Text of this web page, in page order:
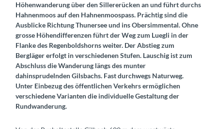
Höhenwanderung über den Sillererücken an und führt durchs
Hahnenmoos auf den Hahnenmoospass. Prächtig sind die
Ausblicke Richtung Thunersee und ins Obersimmental. Ohne
grosse Höhendifferenzen führt der Weg zum Luegli in der
Flanke des Regenboldshorns weiter. Der Abstieg zum
Bergläger erfolgt in verschiedenen Stufen. Lauschig ist zum
Abschluss die Wanderung längs des munter
dahinsprudelnden Gilsbachs. Fast durchwegs Naturweg.
Unter Einbezug des öffentlichen Verkehrs ermöglichen
verschiedene Varianten die individuelle Gestaltung der
Rundwanderung.